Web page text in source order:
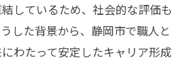
仲間と築く信頼関係の大切さ
しむためのワークライフバラ
しているため、社会的な評価も
した背景から、静岡市で職人と
わたって安定したキャリア形成